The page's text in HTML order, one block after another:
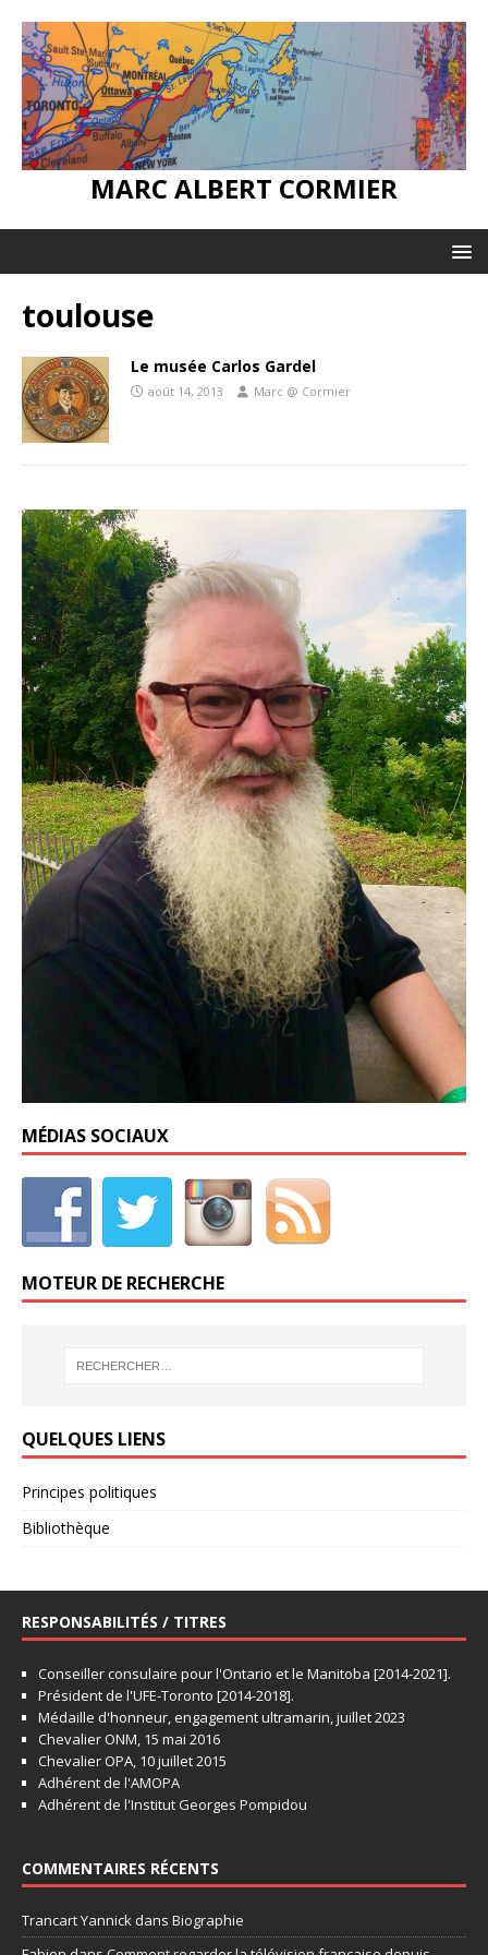
MARC ALBERT CORMIER
toulouse
Le musée Carlos Gardel
août 14, 2013 Marc @ Cormier
MÉDIAS SOCIAUX
MOTEUR DE RECHERCHE
QUELQUES LIENS
Principes politiques
Bibliothèque
RESPONSABILITÉS / TITRES
Conseiller consulaire pour l'Ontario et le Manitoba [2014-2021].
Président de l'UFE-Toronto [2014-2018].
Médaille d'honneur, engagement ultramarin, juillet 2023
Chevalier ONM, 15 mai 2016
Chevalier OPA, 10 juillet 2015
Adhérent de l'AMOPA
Adhérent de l'Institut Georges Pompidou
COMMENTAIRES RÉCENTS
Trancart Yannick dans Biographie